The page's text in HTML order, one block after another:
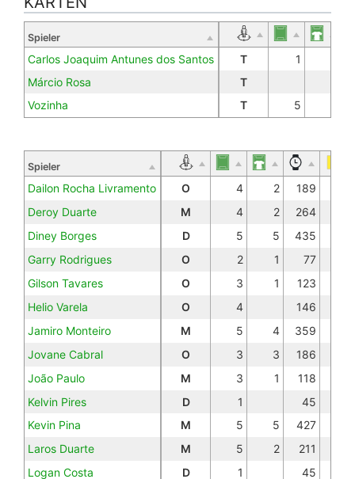
Spieler
Carlos Joaquim Antunes dos Santos T
1
Márcio Rosa
T
Vozinha
T 5
Spieler
Dailon Rocha Livramento O 4 2
189
Deroy Duarte
M 4 2
264
Diney Borges
D 5 5 435
Garry Rodrigues
O 2 1
77
Gilson Tavares
O 3 1
123
Helio Varela
O 4
146
Jamiro Monteiro
M 5 4 359
Jovane Cabral
O 3 3
186
João Paulo
M 3 1
118
Kelvin Pires
D 1
45
Kevin Pina
M 5 5 427
Laros Duarte
M 5 2
211
Logan Costa
D 1
45